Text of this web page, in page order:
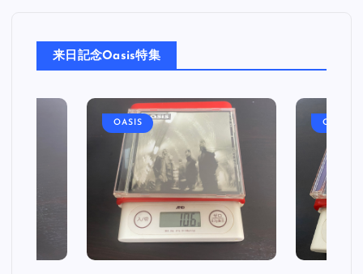
ョ
ン
来日記念Oasis特集
OASIS OASIS